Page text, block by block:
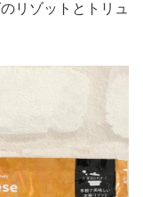
リゾットとトリュ